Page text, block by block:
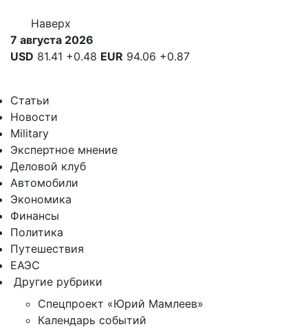
Наверх
7 августа 2026
USD 81.41 +0.48 EUR 94.06 +0.87
Статьи
Новости
Military
Экспертное мнение
Деловой клуб
Автомобили
Экономика
Финансы
Политика
Путешествия
ЕАЭС
Другие рубрики
Спецпроект «Юрий Мамлеев»
Календарь событий